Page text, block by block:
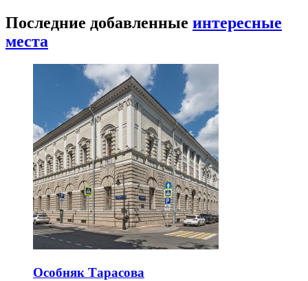
Последние добавленные интересные
места
Особняк Тарасова